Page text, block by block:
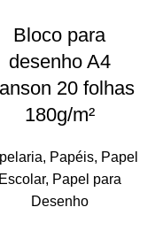
Bloco para
desenho A4
20 folhas
180g/m²
, Papéis, Papel
Escolar, Papel para
Desenho